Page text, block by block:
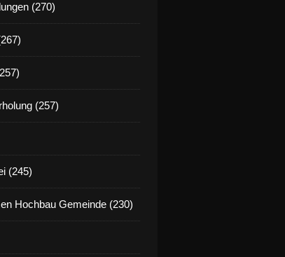
(270)
(257)
(245)
Hochbau Gemeinde (230)